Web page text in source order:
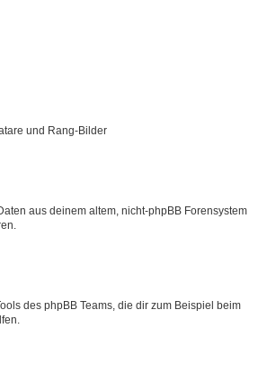
und Rang-Bilder
aus deinem altem, nicht-phpBB Forensystem
des phpBB Teams, die dir zum Beispiel beim